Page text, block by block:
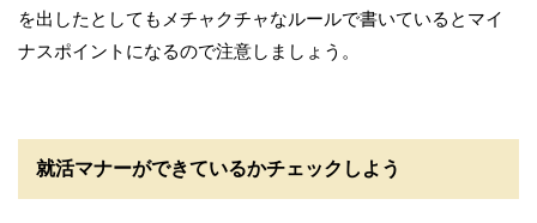
を出したとしてもメチャクチャなルールで書いているとマイ
ナスポイントになるので注意しましょう。
就活マナーができているかチェックしよう